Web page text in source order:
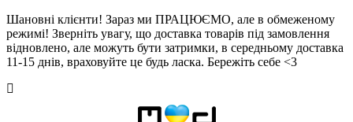
Шановні клієнти! Зараз ми ПРАЦЮЄМО, але в обмеженому
режимі! Зверніть увагу, що доставка товарів під замовлення
відновлено, але можуть бути затримки, в середньому доставка
11-15 днів, враховуйте це будь ласка. Бережіть себе <3